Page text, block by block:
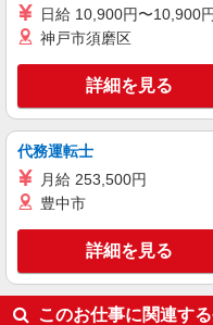
携帯販
時給
+゜ 入社祝い
頂くと, イン
い・週払
和歌山
日給 10,900円〜10,900円
神戸市須磨区
詳細を見る
代務運転士
月給 253,500円
豊中市
詳細を見る
このお仕事に関連す